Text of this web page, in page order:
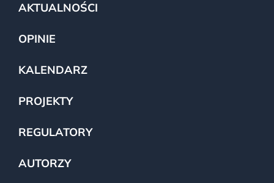
AKTUALNOŚCI
OPINIE
KALENDARZ
PROJEKTY
REGULATORY
AUTORZY